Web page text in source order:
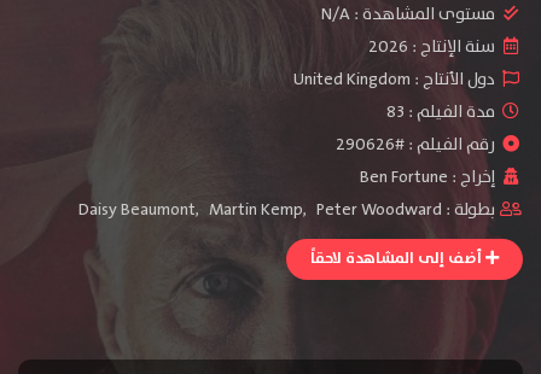
مستوى المشاهدة :N/A
سنة الإنتاج : 2026
دول الأنتاج : United Kingdom
مدة الفيلم : 83
رقم الفيلم : #290626
إخراج : Ben Fortune
بطولة :
Daisy Beaumont, Martin Kemp, Peter Woodward
أضف إلى المشاهدة لاحقاً